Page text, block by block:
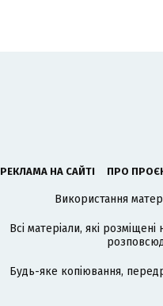
РЕКЛАМА НА САЙТІ ПРО
Використання
Всі матеріали, які
Будь-яке копіювання,